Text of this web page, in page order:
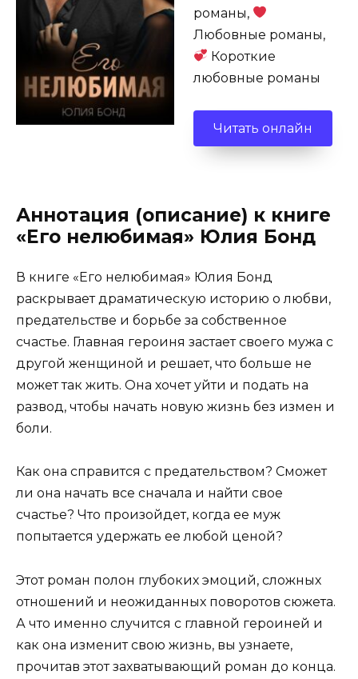
романы,
Любовные романы,
Короткие
любовные романы
Читать онлайн
Аннотация (описание) к книге
«Его нелюбимая» Юлия Бонд
В книге «Его нелюбимая» Юлия Бонд
раскрывает драматическую историю о любви,
предательстве и борьбе за собственное
счастье. Главная героиня застает своего мужа с
другой женщиной и решает, что больше не
может так жить. Она хочет уйти и подать на
развод, чтобы начать новую жизнь без измен и
боли.
Как она справится с предательством? Сможет
ли она начать все сначала и найти свое
счастье? Что произойдет, когда ее муж
попытается удержать ее любой ценой?
Этот роман полон глубоких эмоций, сложных
отношений и неожиданных поворотов сюжета.
А что именно случится с главной героиней и
как она изменит свою жизнь, вы узнаете,
прочитав этот захватывающий роман до конца.